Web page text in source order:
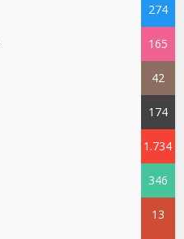
274
165
42
174
1.734
346
13